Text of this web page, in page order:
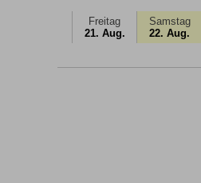
Freitag
21. Aug.
Samstag
22. Aug.